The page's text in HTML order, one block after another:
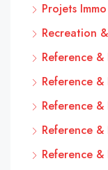
Projets Immo
Recreation
Reference
Reference
Reference
Reference
Reference